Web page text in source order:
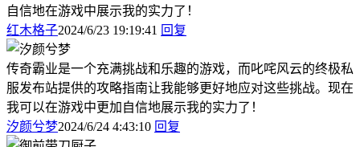
自信地在游戏中展示我的实力了！
红木格子2024/6/23 19:19:41 回复
传奇霸业是一个充满挑战和乐趣的游戏，而叱咤风云的终极私
服发布站提供的攻略指南让我能够更好地应对这些挑战。现在
我可以在游戏中更加自信地展示我的实力了！
汐颜兮梦2024/6/24 4:43:10 回复